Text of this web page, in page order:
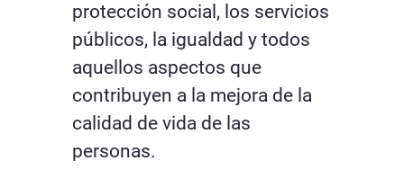
protección social, los servicios
públicos, la igualdad y todos
aquellos aspectos que
contribuyen a la mejora de la
calidad de vida de las
personas.